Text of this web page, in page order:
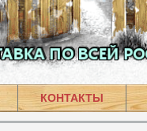
КОНТАКТЫ